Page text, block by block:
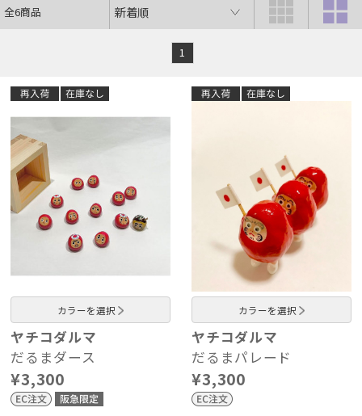
全6商品
1
カラーを選択
ヤチコダルマ
だるまダース
¥3,300
カラーを選択
ヤチコダルマ
だるまパレード
¥3,300